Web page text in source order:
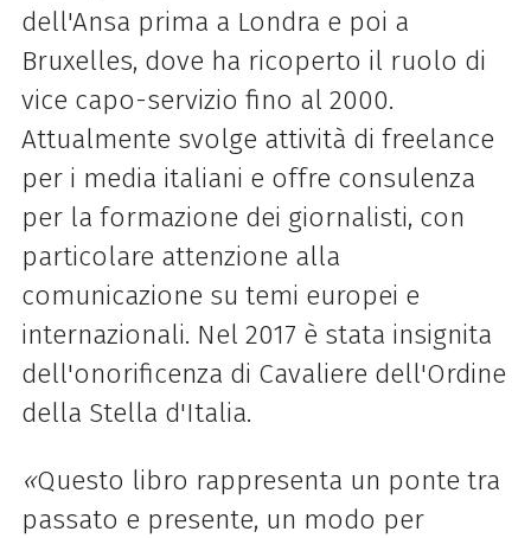
dell'Ansa prima a Londra e poi a
Bruxelles, dove ha ricoperto il ruolo di
vice capo-servizio fino al 2000.
Attualmente svolge attività di freelance
per i media italiani e offre consulenza
per la formazione dei giornalisti, con
particolare attenzione alla
comunicazione su temi europei e
internazionali. Nel 2017 è stata insignita
dell'onorificenza di Cavaliere dell'Ordine
della Stella d'Italia.
«Questo libro rappresenta un ponte tra
passato e presente, un modo per